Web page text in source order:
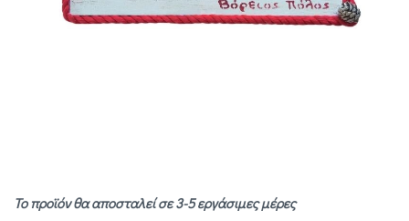
Το προϊόν θα αποσταλεί σε 3-5 εργάσιμες μέρες